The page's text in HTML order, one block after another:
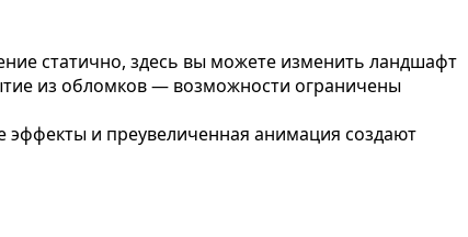
статично, здесь вы можете изменить ландшафт
из обломков — возможности ограничены
эффекты и преувеличенная анимация создают